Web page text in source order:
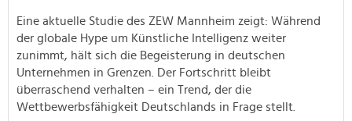
Eine aktuelle Studie des ZEW Mannheim zeigt: Während
der globale Hype um Künstliche Intelligenz weiter
zunimmt, hält sich die Begeisterung in deutschen
Unternehmen in Grenzen. Der Fortschritt bleibt
überraschend verhalten – ein Trend, der die
Wettbewerbsfähigkeit Deutschlands in Frage stellt.